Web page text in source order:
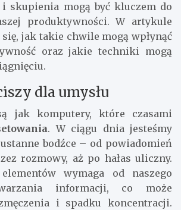
skupienia mogą być kluczem do
produktywności. W artykule
jak takie chwile mogą wpłynąć
oraz jakie techniki mogą
dla umysłu
jak komputery, które czasami
. W ciągu dnia jesteśmy
bodźce – od powiadomień
rozmowy, aż po hałas uliczny.
wymaga od naszego
informacji, co może
i spadku koncentracji.